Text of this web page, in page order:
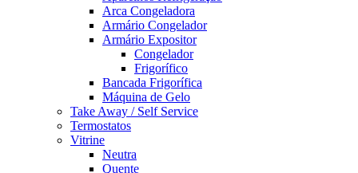
Arca Congeladora
Armário Congelador
Armário Expositor
Congelador
Frigorífico
Bancada Frigorífica
Máquina de Gelo
Take Away / Self Service
Termostatos
Vitrine
Neutra
Quente